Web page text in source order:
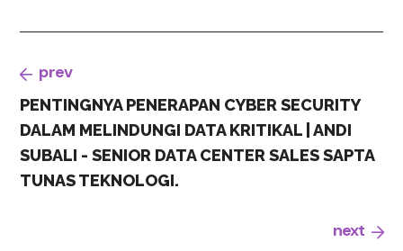
prev
PENTINGNYA PENERAPAN CYBER SECURITY
DALAM MELINDUNGI DATA KRITIKAL | ANDI
SUBALI - SENIOR DATA CENTER SALES SAPTA
TUNAS TEKNOLOGI.
next